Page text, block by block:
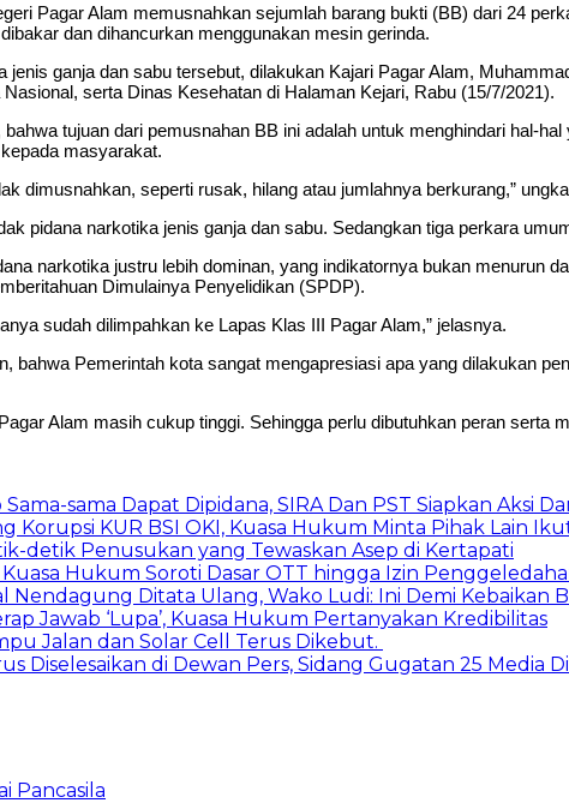
Pagar Alam memusnahkan sejumlah barang bukti (BB) dari 24
dan dihancurkan menggunakan mesin gerinda.
ganja dan sabu tersebut, dilakukan Kajari Pagar Alam,
serta Dinas Kesehatan di Halaman Kejari, Rabu (15/7/2021).
tujuan dari pemusnahan BB ini adalah untuk menghindari hal-
masyarakat.
dimusnahkan, seperti rusak, hilang atau jumlahnya berkurang,”
pidana narkotika jenis ganja dan sabu. Sedangkan tiga perkara
narkotika justru lebih dominan, yang indikatornya bukan menurun
Dimulainya Penyelidikan (SPDP).
sudah dilimpahkan ke Lapas Klas III Pagar Alam,” jelasnya.
bahwa Pemerintah kota sangat mengapresiasi apa yang dilakukan
Alam masih cukup tinggi. Sehingga perlu dibutuhkan peran
sama Dapat Dipidana, SIRA Dan PST Siapkan Aksi
Korupsi KUR BSI OKI, Kuasa Hukum Minta Pihak Lain
detik Penusukan yang Tewaskan Asep di Kertapati
Hukum Soroti Dasar OTT hingga Izin
Ditata Ulang, Wako Ludi: Ini Demi Kebaikan
Jawab ‘Lupa’, Kuasa Hukum Pertanyakan Kredibilitas
Jalan dan Solar Cell Terus Dikebut.
Diselesaikan di Dewan Pers, Sidang Gugatan 25 Media
Pancasila